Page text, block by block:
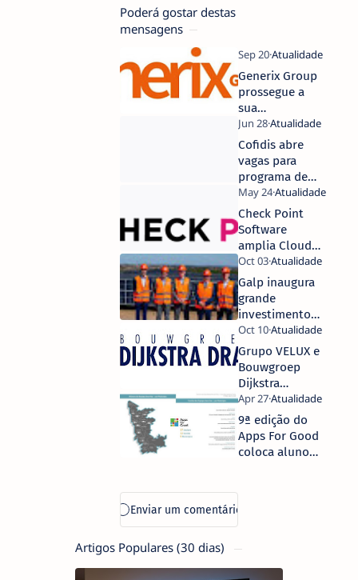
Poderá gostar destas
mensagens
Generix Group
prossegue a
sua
transformação
e confirma a
sua ambição
de expansão
internacional,
Raphaël
Sanchez no
Comité
Executivo
como Chief
Revenue
Officer
Cofidis abre
vagas para
programa de
estágios de
verão ‘Summer
Next
Generation’
Check Point
Software
amplia Cloud
Firewall para
proteger a WAN
Virtual do
Microsoft Azure
Galp inaugura
grande
investimento
solar em
Portugal
Grupo VELUX e
Bouwgroep
Dijkstra
Draisma
fecham
parceria para
celebrar o
9ª edição do
Apps For Good
coloca alunos
Artigos Populares (30 dias)